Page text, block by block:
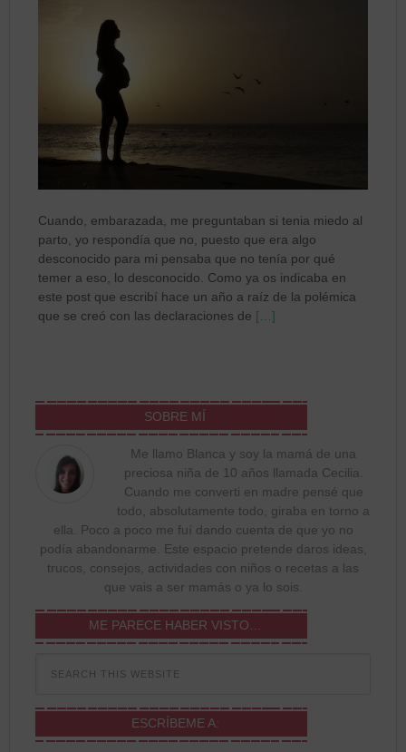
Cuando, embarazada, me preguntaban si tenia miedo al
parto, yo respondía que no, puesto que era algo
desconocido para mi pensaba que no tenía por qué
temer a eso, lo desconocido. Como ya os indicaba en
este post que escribí hace un año a raíz de la polémica
que se creó con las declaraciones de […]
SOBRE MÍ
Me llamo Blanca y soy la mamá de una
preciosa niña de 10 años llamada Cecilia.
Cuando me converti en madre pensé que
todo, absolutamente todo, giraba en torno a
ella. Poco a poco me fuí dando cuenta de que yo no
podía abandonarme. Este espacio pretende daros ideas,
trucos, consejos, actividades con niños o recetas a las
que vais a ser mamás o ya lo sois.
ME PARECE HABER VISTO…
ESCRÍBEME A: